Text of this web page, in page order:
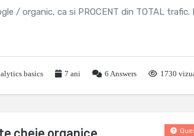
/ organic, ca si PROCENT din TOTAL trafic.
basics 7 ani 6 Answers 1730
cheie organice